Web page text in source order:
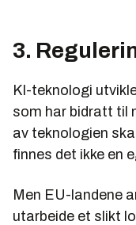
3.
KI-teknologi
som har bidratt til
av teknologien
finnes det ikke en
Men EU-landene
utarbeide et slikt